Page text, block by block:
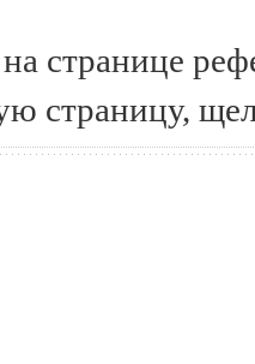
странице
страницу,